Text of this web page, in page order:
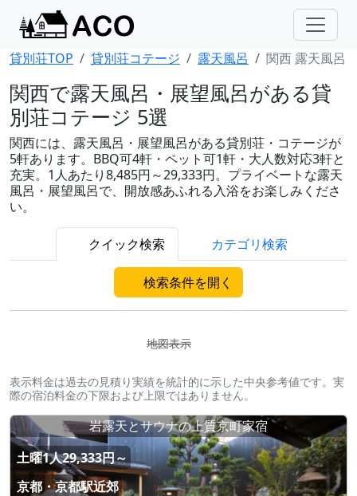
貸別荘TOP 貸別荘コテージ 露天風呂 関西 露天風呂
関西で露天風呂・展望風呂がある貸
別荘コテージ 5選
関西には、露天風呂・展望風呂がある貸別荘・コテージが
5軒あります。BBQ可4軒・ペット可1軒・大人数対応3軒と
充実。1人あたり8,485円～29,333円。プライベートな露天
風呂・展望風呂で、開放感あふれる入浴をお楽しみくださ
い。
クイック検索 カテゴリ検索
検索条件を開く
地図表示
表示料金は過去の見積り実績を統計的に示した中央参考値です。実
際の宿泊料金の下限および上限ではありません。
岩露天とサウナの上質京町家宿
土曜1人29,333円～
京都・京都駅近郊